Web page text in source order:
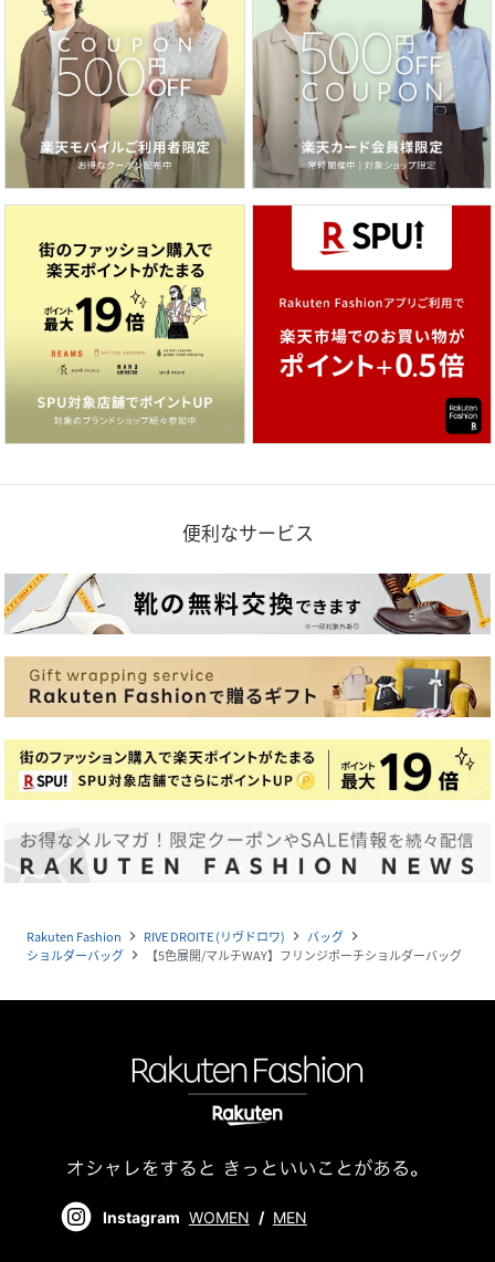
便利なサービス
Rakuten Fashion navigate_next RIVE DROITE (リヴドロワ) navigate_next バッグ navigate_next
ショルダーバッグ navigate_next 【5色展開/マルチWAY】フリンジポーチショルダーバッグ
Instagram WOMEN / MEN